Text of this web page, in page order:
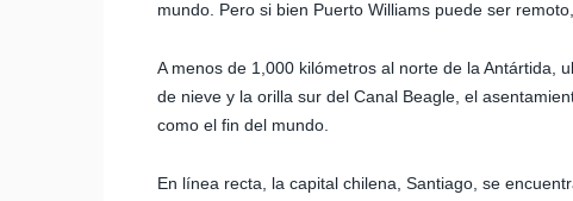
mundo. Pero si bien Puerto Williams puede ser
A menos de 1,000 kilómetros al norte de la Antártida,
de nieve y la orilla sur del Canal Beagle, el
como el fin del mundo.
En línea recta, la capital chilena, Santiago, se